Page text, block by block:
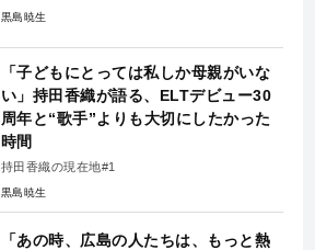
黒島暁生
「子どもにとっては私しか母親がいな
い」持田香織が語る、ELTデビュー30
周年と“歌手”よりも大切にしたかった
時間
持田香織の現在地#1
黒島暁生
「あの時、広島の人たちは、もっと熱